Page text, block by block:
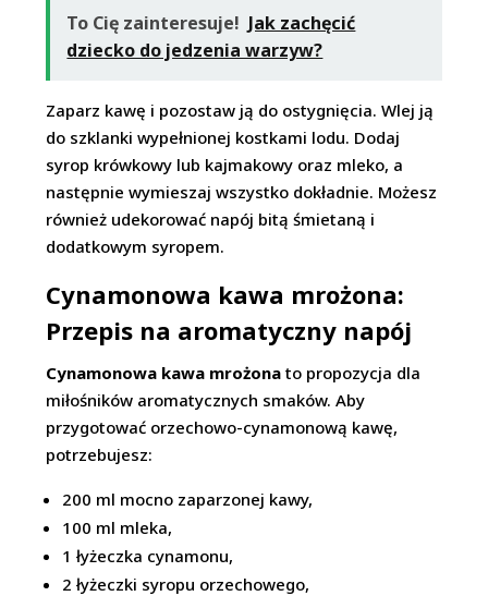
To Cię zainteresuje! Jak zachęcić
dziecko do jedzenia warzyw?
Zaparz kawę i pozostaw ją do ostygnięcia. Wlej ją
do szklanki wypełnionej kostkami lodu. Dodaj
syrop krówkowy lub kajmakowy oraz mleko, a
następnie wymieszaj wszystko dokładnie. Możesz
również udekorować napój bitą śmietaną i
dodatkowym syropem.
Cynamonowa kawa mrożona:
Przepis na aromatyczny napój
Cynamonowa kawa mrożona to propozycja dla
miłośników aromatycznych smaków. Aby
przygotować orzechowo-cynamonową kawę,
potrzebujesz:
200 ml mocno zaparzonej kawy,
100 ml mleka,
1 łyżeczka cynamonu,
2 łyżeczki syropu orzechowego,